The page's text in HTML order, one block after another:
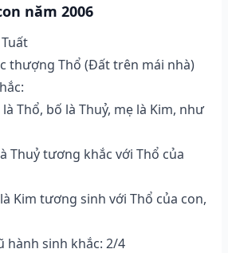
năm 2006
thượng Thổ (Ðất trên mái nhà)
Thổ, bố là Thuỷ, mẹ là Kim, như
Thuỷ tương khắc với Thổ của
Kim tương sinh với Thổ của con,
hành sinh khắc: 2/4